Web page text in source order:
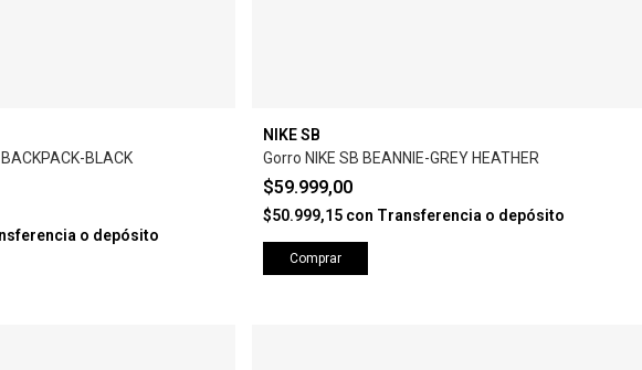
BLACK
o depósito
NIKE SB
Gorro NIKE SB BEANNIE-GREY HEATHER
$59.999,00
$50.999,15 con Transferencia o depósito
Comprar